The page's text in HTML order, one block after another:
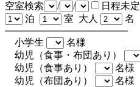
空室検索 / /
日程未定
泊
室 大人 名
小学生
名様
幼児（食事・布団あり）
幼児（食事あり）
名様
幼児（布団あり）
名様